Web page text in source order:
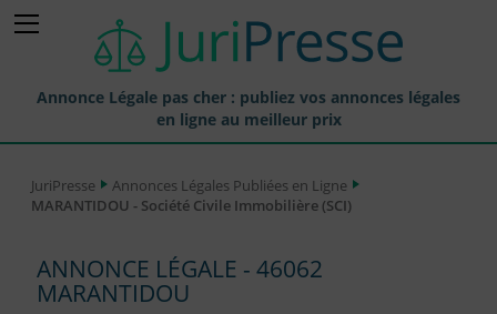
Annonce Légale pas cher : publiez vos annonces légales
en ligne au meilleur prix
Annonces Légales Publiées
Journaux Habilités (JAL) Annonces Légales
JuriPresse
Annonces Légales Publiées en Ligne
MARANTIDOU - Société Civile Immobilière (SCI)
ANNONCE LÉGALE - 46062
MARANTIDOU